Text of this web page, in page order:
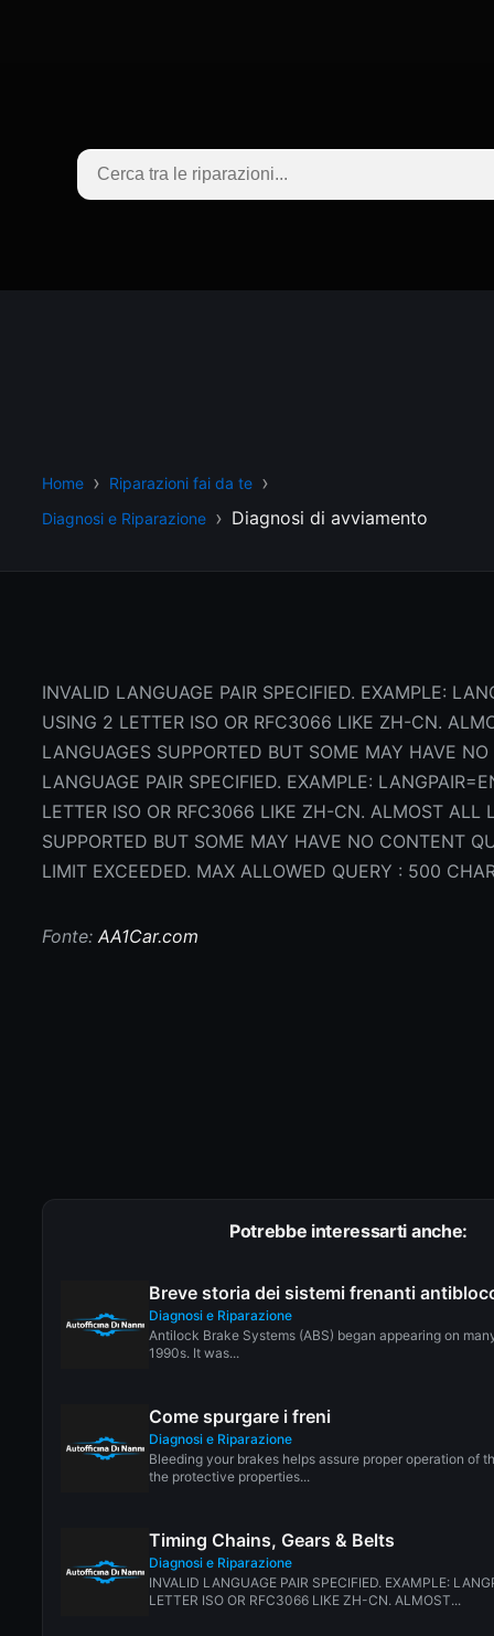
Home
Riparazioni fai da te
Diagnosi e Riparazione
Diagnosi di avviamento
INVALID LANGUAGE PAIR SPECIFIED. EXAMPLE:
USING 2 LETTER ISO OR RFC3066 LIKE ZH-CN.
LANGUAGES SUPPORTED BUT SOME MAY HAVE
LANGUAGE PAIR SPECIFIED. EXAMPLE:
LETTER ISO OR RFC3066 LIKE ZH-CN. ALMOST ALL
SUPPORTED BUT SOME MAY HAVE NO CONTENT
LIMIT EXCEEDED. MAX ALLOWED QUERY : 500
Fonte:AA1Car.com
Potrebbe interessarti anche:
Breve storia dei sistemi frenanti
Diagnosi e Riparazione
Antilock Brake Systems (ABS) began appearing on
1990s. It was...
Come spurgare i freni
Diagnosi e Riparazione
Bleeding your brakes helps assure proper operation of
the protective properties...
Timing Chains, Gears & Belts
Diagnosi e Riparazione
INVALID LANGUAGE PAIR SPECIFIED. EXAMPLE:
LETTER ISO OR RFC3066 LIKE ZH-CN. ALMOST...